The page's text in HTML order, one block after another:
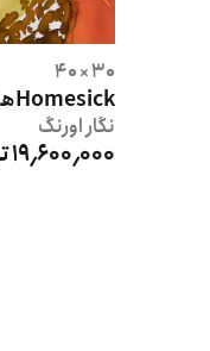
30 × 40
Homesickها
نگاراورنگ
19٬600٬000 تومان